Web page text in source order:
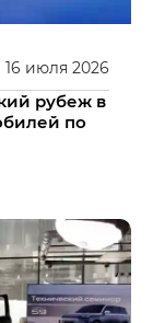
16 июля 2026
рубеж в
по